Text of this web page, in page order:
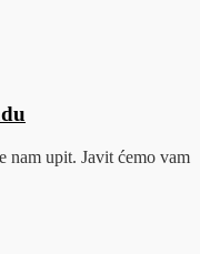
nam upit. Javit ćemo vam